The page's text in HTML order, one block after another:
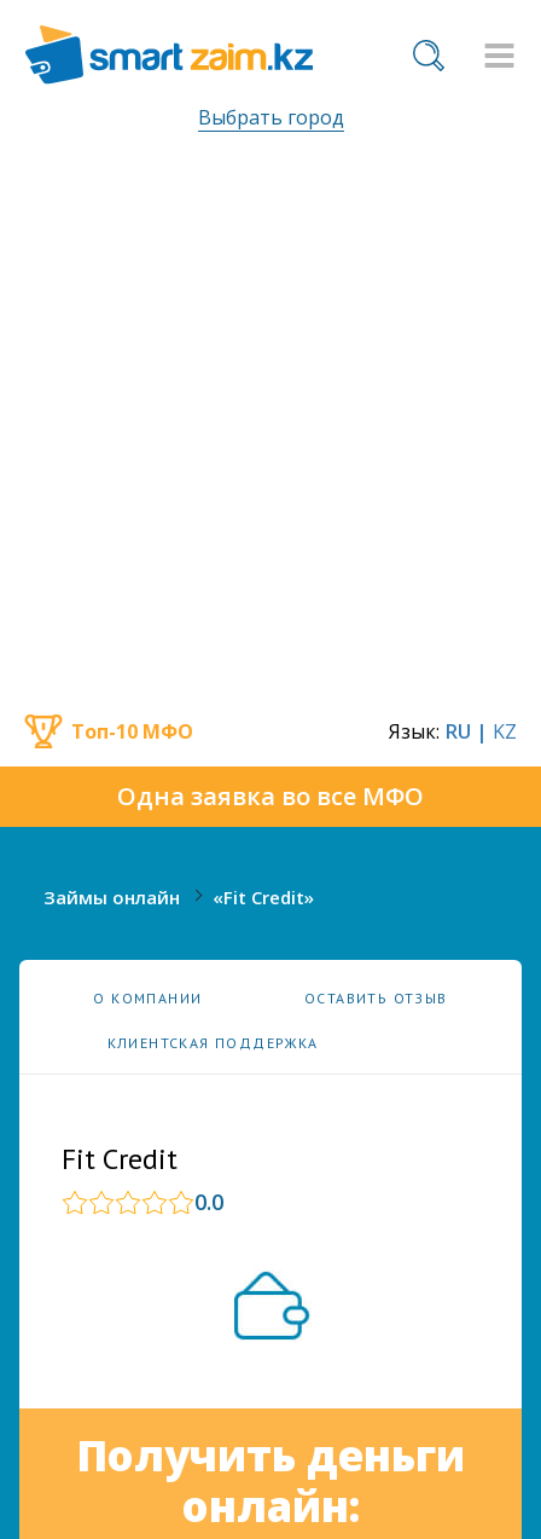
Выбрать город
Одна заявка во все МФО
Топ-10 МФО Язык: RU | KZ
Займы онлайн «Fit Credit»
О КОМПАНИИ ОСТАВИТЬ ОТЗЫВ
КЛИЕНТСКАЯ ПОДДЕРЖКА
Fit Credit
0.0
Получить деньги
онлайн: